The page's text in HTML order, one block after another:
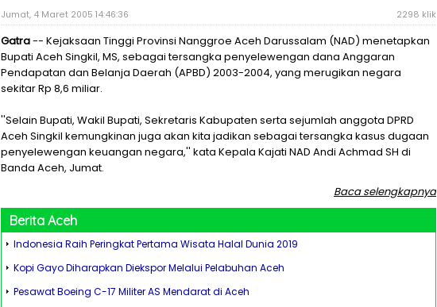
Jumat, 4 Maret 2005 14:46:36 2298 klik
Gatra-- Kejaksaan Tinggi Provinsi Nanggroe Aceh Darussalam (NAD) menetapkan
Bupati Aceh Singkil, MS, sebagai tersangka penyelewengan dana Anggaran
Pendapatan dan Belanja Daerah (APBD) 2003-2004, yang merugikan negara
sekitar Rp 8,6 miliar.
''Selain Bupati, Wakil Bupati, Sekretaris Kabupaten serta sejumlah anggota DPRD
Aceh Singkil kemungkinan juga akan kita jadikan sebagai tersangka kasus dugaan
penyelewengan keuangan negara,'' kata Kepala Kajati NAD Andi Achmad SH di
Banda Aceh, Jumat.
Baca selengkapnya
Berita Aceh
Indonesia Raih Peringkat Pertama Wisata Halal Dunia 2019
Kopi Gayo Diharapkan Diekspor Melalui Pelabuhan Aceh
Pesawat Boeing C-17 Militer AS Mendarat di Aceh